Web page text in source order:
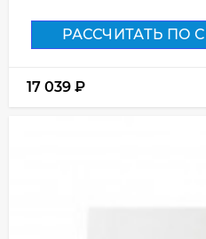
РАССЧИТАТЬ ПО
17 039 ₽